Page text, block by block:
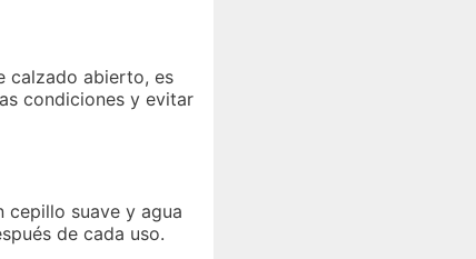
calzado abierto, es
condiciones y evitar
cepillo suave y agua
de cada uso.